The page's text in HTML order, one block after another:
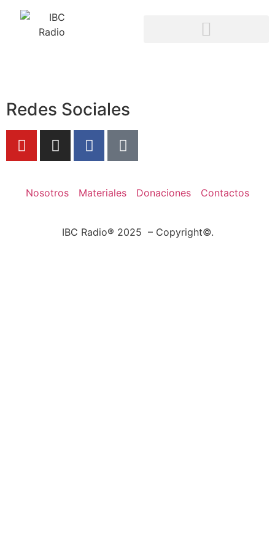
Redes Sociales
Nosotros Materiales Donaciones Contactos
IBC Radio® 2025 – Copyright©.